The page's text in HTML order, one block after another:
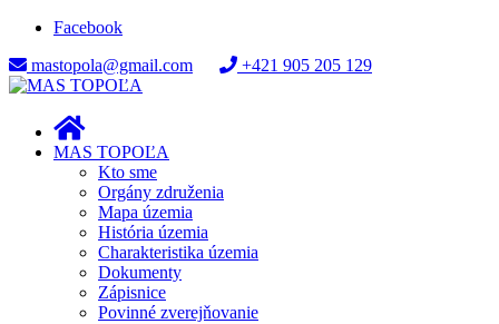
Facebook
mastopola@gmail.com
+421 905 205 129
MAS TOPOĽA
Kto sme
Orgány združenia
Mapa územia
História územia
Charakteristika územia
Dokumenty
Zápisnice
Povinné zverejňovanie